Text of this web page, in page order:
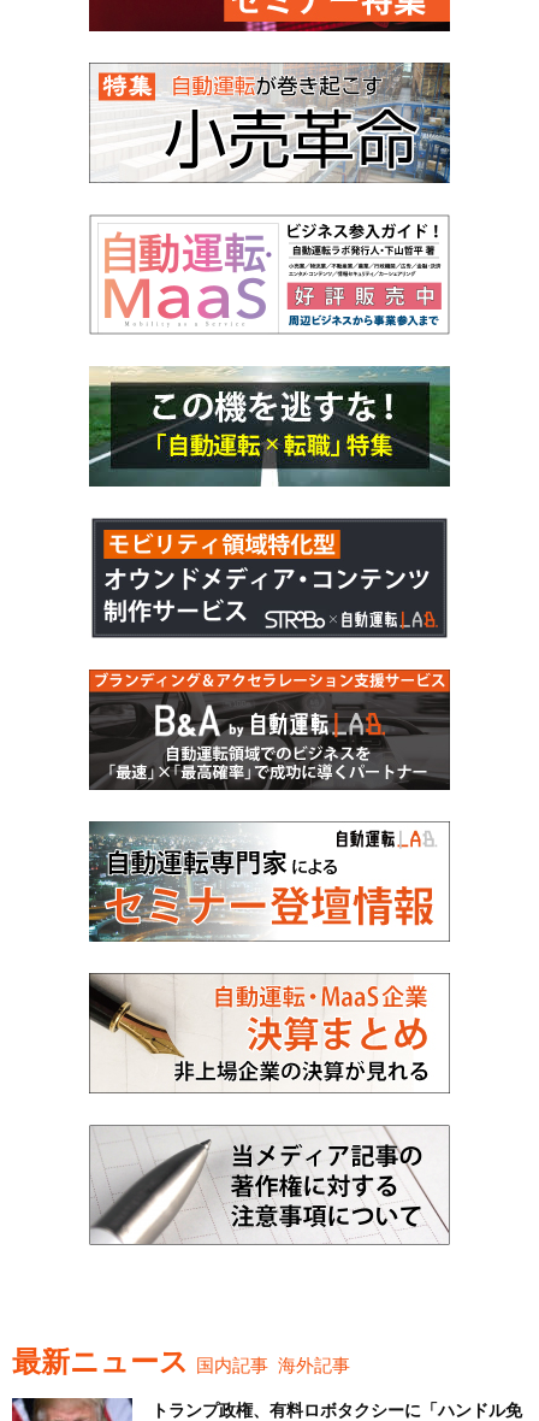
最新ニュース 国内記事 海外記事
トランプ政権、有料ロボタクシーに「ハンドル免